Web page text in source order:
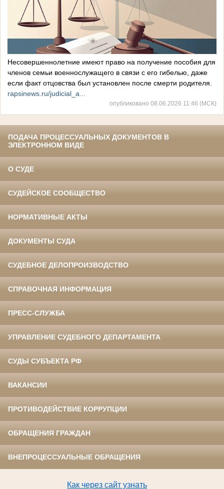
Несовершеннолетние имеют право на получение пособия для
членов семьи военнослужащего в связи с его гибелью, даже
если факт отцовства был установлен после смерти родителя.
rapsinews.ru/judicial_a...
опубликовано 08.06.2026 11:46 (МСК)
ПОДАЧА ПРОЦЕССУАЛЬНЫХ ДОКУМЕНТОВ В
ЭЛЕКТРОННОМ ВИДЕ
О СУДЕ
СУДЕЙСКОЕ СООБЩЕСТВО
НОРМАТИВНЫЕ АКТЫ
ДОКУМЕНТЫ СУДА
СУДЕБНОЕ ДЕЛОПРОИЗВОДСТВО
СПРАВОЧНАЯ ИНФОРМАЦИЯ
ПРЕСС-СЛУЖБА
УПРАВЛЕНИЕ СУДЕБНОГО ДЕПАРТАМЕНТА
СУДЫ СУБЪЕКТА РФ
ВАКАНСИИ
ПРОТИВОДЕЙСТВИЕ КОРРУПЦИИ
ОБРАЩЕНИЯ ГРАЖДАН
ВНЕПРОЦЕССУАЛЬНЫЕ ОБРАЩЕНИЯ
Как через сайт узнать